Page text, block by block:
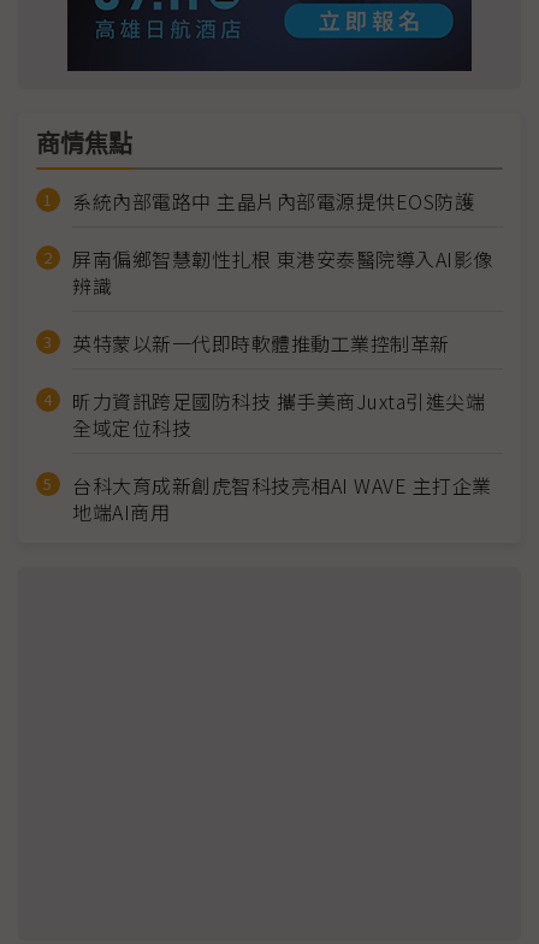
商情焦點
系統內部電路中 主晶片內部電源提供EOS防護
屏南偏鄉智慧韌性扎根 東港安泰醫院導入AI影像
辨識
英特蒙以新一代即時軟體推動工業控制革新
昕力資訊跨足國防科技 攜手美商Juxta引進尖端
全域定位科技
台科大育成新創虎智科技亮相AI WAVE 主打企業
地端AI商用